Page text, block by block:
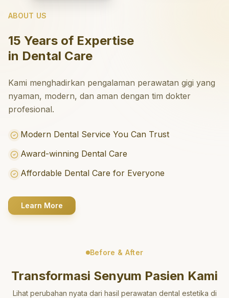
ABOUT US
15 Years of Expertise
in Dental Care
Kami menghadirkan pengalaman perawatan gigi yang
nyaman, modern, dan aman dengan tim dokter
profesional.
Modern Dental Service You Can Trust
Award-winning Dental Care
Affordable Dental Care for Everyone
Learn More
Before & After
Transformasi Senyum Pasien Kami
Lihat perubahan nyata dari hasil perawatan dental estetika di